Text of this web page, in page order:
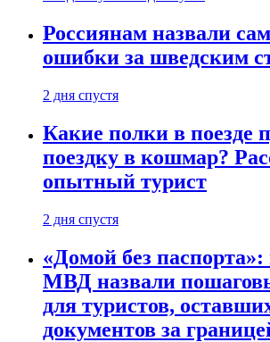
Россиянам назвали
ошибки за шведским
2 дня спустя
Какие полки в поезде
поездку в кошмар?
опытный турист
2 дня спустя
«Домой без
МВД назвали
для туристов,
документов за